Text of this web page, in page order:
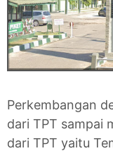
Perkembangan
dari TPT sampai
dari TPT yaitu